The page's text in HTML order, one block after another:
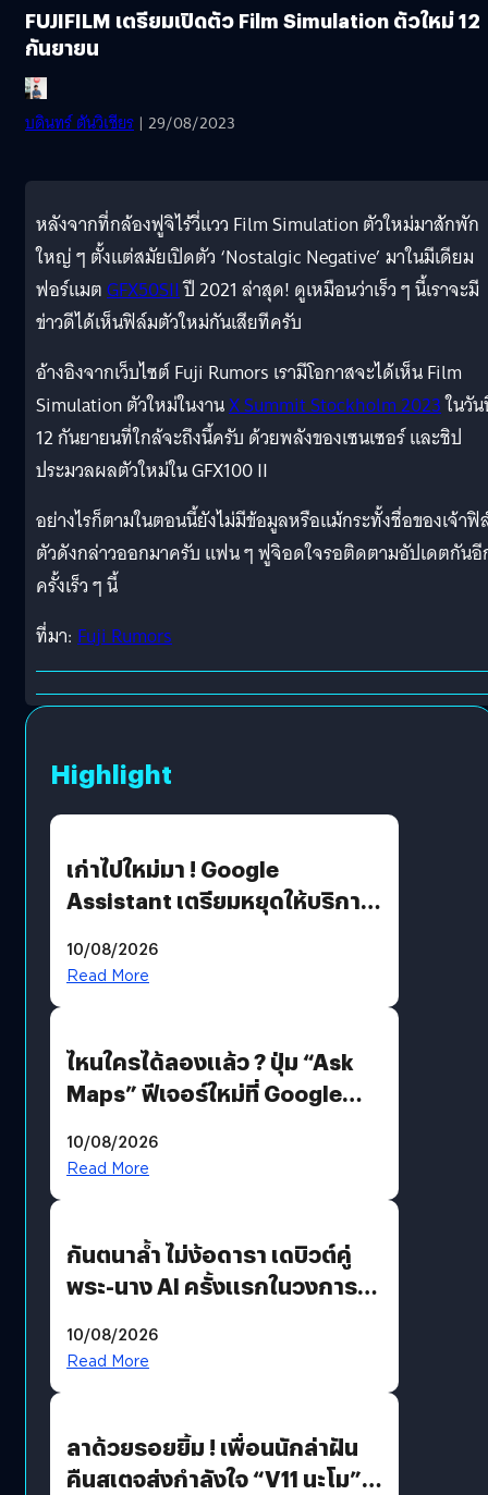
FUJIFILM เตรียมเปิดตัว Film Simulation ตัวใหม่ 12
กันยายน
บดินทร์ ตันวิเชียร | 29/08/2023
หลังจากที่กล้องฟูจิไร้วี่แวว Film Simulation ตัวใหม่มาสักพัก
ใหญ่ ๆ ตั้งแต่สมัยเปิดตัว ‘Nostalgic Negative’ มาในมีเดียม
ฟอร์แมตGFX50SIIปี 2021 ล่าสุด! ดูเหมือนว่าเร็ว ๆ นี้เราจะมี
ข่าวดีได้เห็นฟิล์มตัวใหม่กันเสียทีครับ
อ้างอิงจากเว็บไซต์ Fuji Rumors เรามีโอกาสจะได้เห็น Film
Simulation ตัวใหม่ในงานX Summit Stockholm 2023ในวั
12 กันยายนที่ใกล้จะถึงนี้ครับ ด้วยพลังของเซนเซอร์ และชิป
ประมวลผลตัวใหม่ใน GFX100 II
อย่างไรก็ตามในตอนนี้ยังไม่มีข้อมูลหรือแม้กระทั้งชื่อของเจ้าฟิ
ตัวดังกล่าวออกมาครับ แฟน ๆ ฟูจิอดใจรอติดตามอัปเดตกัน
ครั้งเร็ว ๆ นี้
ที่มา: Fuji Rumors
Highlight
เก่าไปใหม่มา ! Google
Assistant เตรียมหยุดให้บริการ
แทน
10/08/2026
Read More
ไหนใครได้ลองแล้ว ? ปุ่ม “Ask
Maps” ฟีเจอร์ใหม่ที่ Google
คุยกับแผนที่ได้แล้ว
10/08/2026
Read More
กันตนาล้ำ ไม่ง้อดารา เดบิวต์คู่
พระ-นาง AI ครั้งแรกในวงการ
10/08/2026
Read More
ลาด้วยรอยยิ้ม ! เพื่อนนักล่าฝัน
คืนสเตจส่งกำลังใจ “V11 นะโม”